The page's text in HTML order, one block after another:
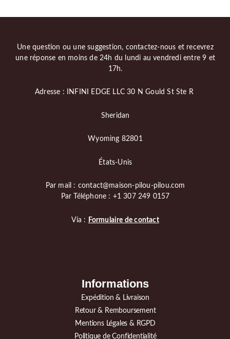
Une question ou une suggestion, contactez-nous et recevrez
une réponse en moins de 24h du lundi au vendredi entre 9 et
17h.
Adresse : INFINI EDGE LLC 30 N Gould St Ste R
Sheridan
Wyoming 82801
États-Unis
Par mail : contact@maison-pilou-pilou.com
Par Téléphone : +1 307 249 0157
Via : Formulaire de contact
Informations
Expédition & Livraison
Retour & Remboursement
Mentions Légales & RGPD
Politique de Confidentialité